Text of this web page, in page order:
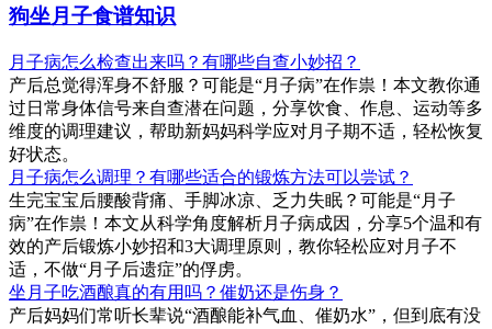
狗坐月子食谱知识
月子病怎么检查出来吗？有哪些自查小妙招？
产后总觉得浑身不舒服？可能是“月子病”在作祟！本文教你通
过日常身体信号来自查潜在问题，分享饮食、作息、运动等多
维度的调理建议，帮助新妈妈科学应对月子期不适，轻松恢复
好状态。
月子病怎么调理？有哪些适合的锻炼方法可以尝试？
生完宝宝后腰酸背痛、手脚冰凉、乏力失眠？可能是“月子
病”在作祟！本文从科学角度解析月子病成因，分享5个温和有
效的产后锻炼小妙招和3大调理原则，教你轻松应对月子不
适，不做“月子后遗症”的俘虏。
坐月子吃酒酿真的有用吗？催奶还是伤身？
产后妈妈们常听长辈说“酒酿能补气血、催奶水”，但到底有没